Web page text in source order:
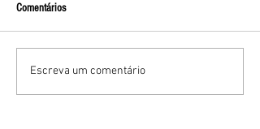
Comentários
Escreva um comentário